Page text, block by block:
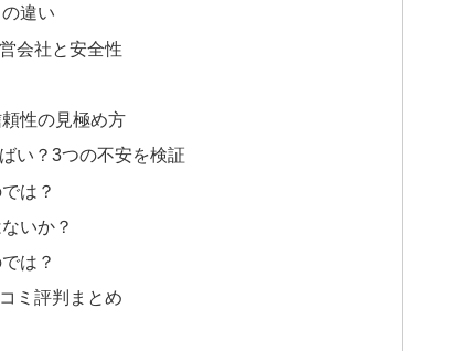
違い
会社と安全性
性の見極め方
い？3つの不安を検証
は？
いか？
は？
ミ評判まとめ